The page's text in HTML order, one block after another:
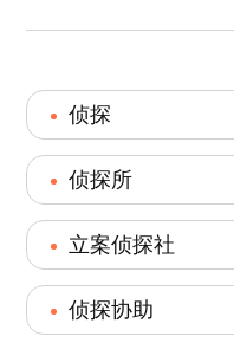
侦探
侦探所
立案侦探社
侦探协助